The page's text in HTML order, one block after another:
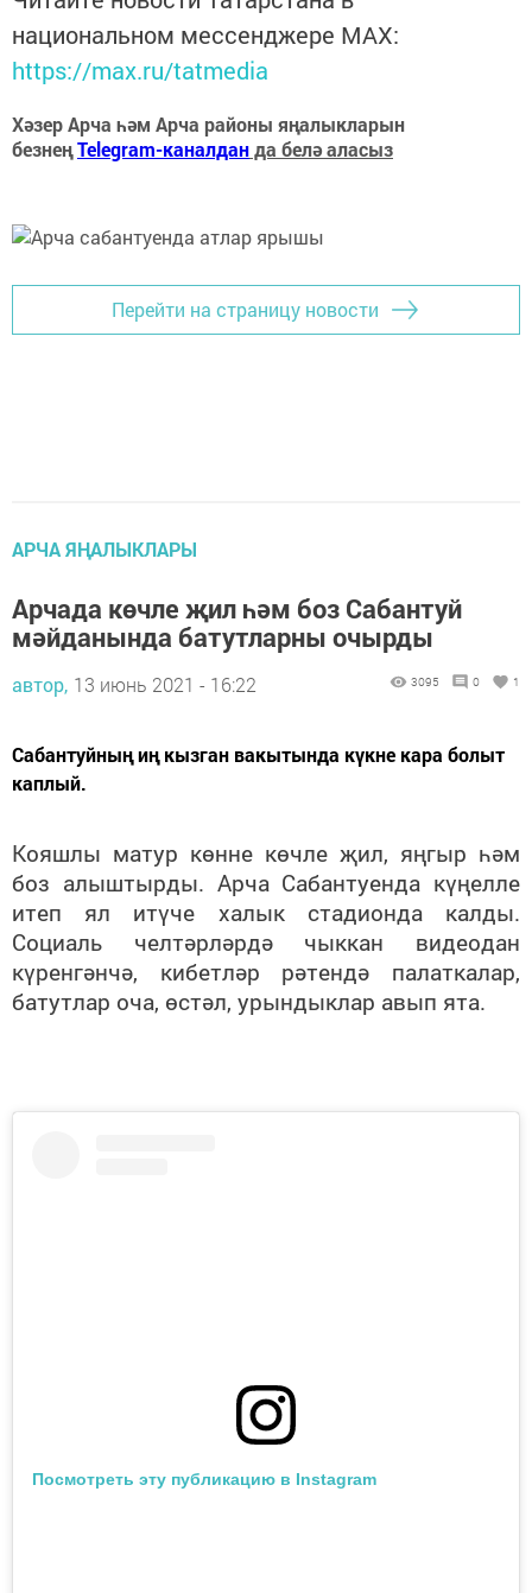
национальном мессенджере MАХ:
https://max.ru/tatmedia
Хәзер Арча һәм Арча районы яңалыкларын
безнеңTelegram-каналданда белә аласыз
Перейти на страницу новости
АРЧА ЯҢАЛЫКЛАРЫ
Арчада көчле җил һәм боз Сабантуй
мәйданында батутларны очырды
автор, 13 июнь 2021 - 16:22 3095 0 1
Сабантуйның иң кызган вакытында күкне кара болыт
каплый.
Кояшлы матур көнне көчле җил, яңгыр һәм
боз алыштырды. Арча Сабантуенда күңелле
итеп ял итүче халык стадионда калды.
Социаль челтәрләрдә чыккан видеодан
күренгәнчә, кибетләр рәтендә палаткалар,
батутлар оча, өстәл, урындыклар авып ята.
Посмотреть эту публикацию в Instagram